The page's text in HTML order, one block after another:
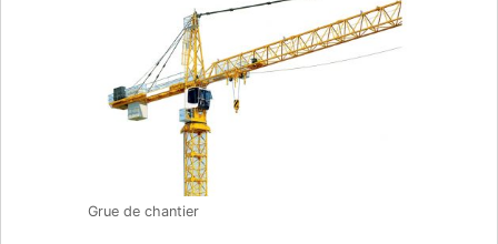
Grue de chantier